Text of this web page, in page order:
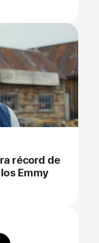
récord de
Emmy